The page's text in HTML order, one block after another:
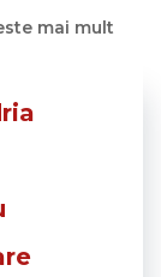
mai mult